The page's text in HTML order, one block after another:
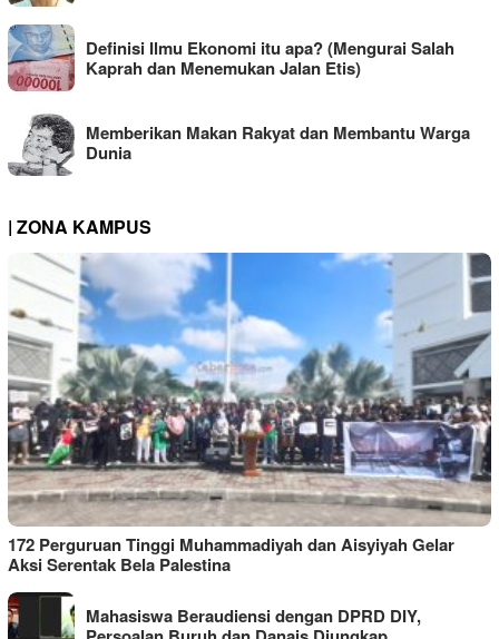
Definisi Ilmu Ekonomi itu apa? (Mengurai Salah
Kaprah dan Menemukan Jalan Etis)
Memberikan Makan Rakyat dan Membantu Warga
Dunia
| ZONA KAMPUS
172 Perguruan Tinggi Muhammadiyah dan Aisyiyah Gelar
Aksi Serentak Bela Palestina
Mahasiswa Beraudiensi dengan DPRD DIY,